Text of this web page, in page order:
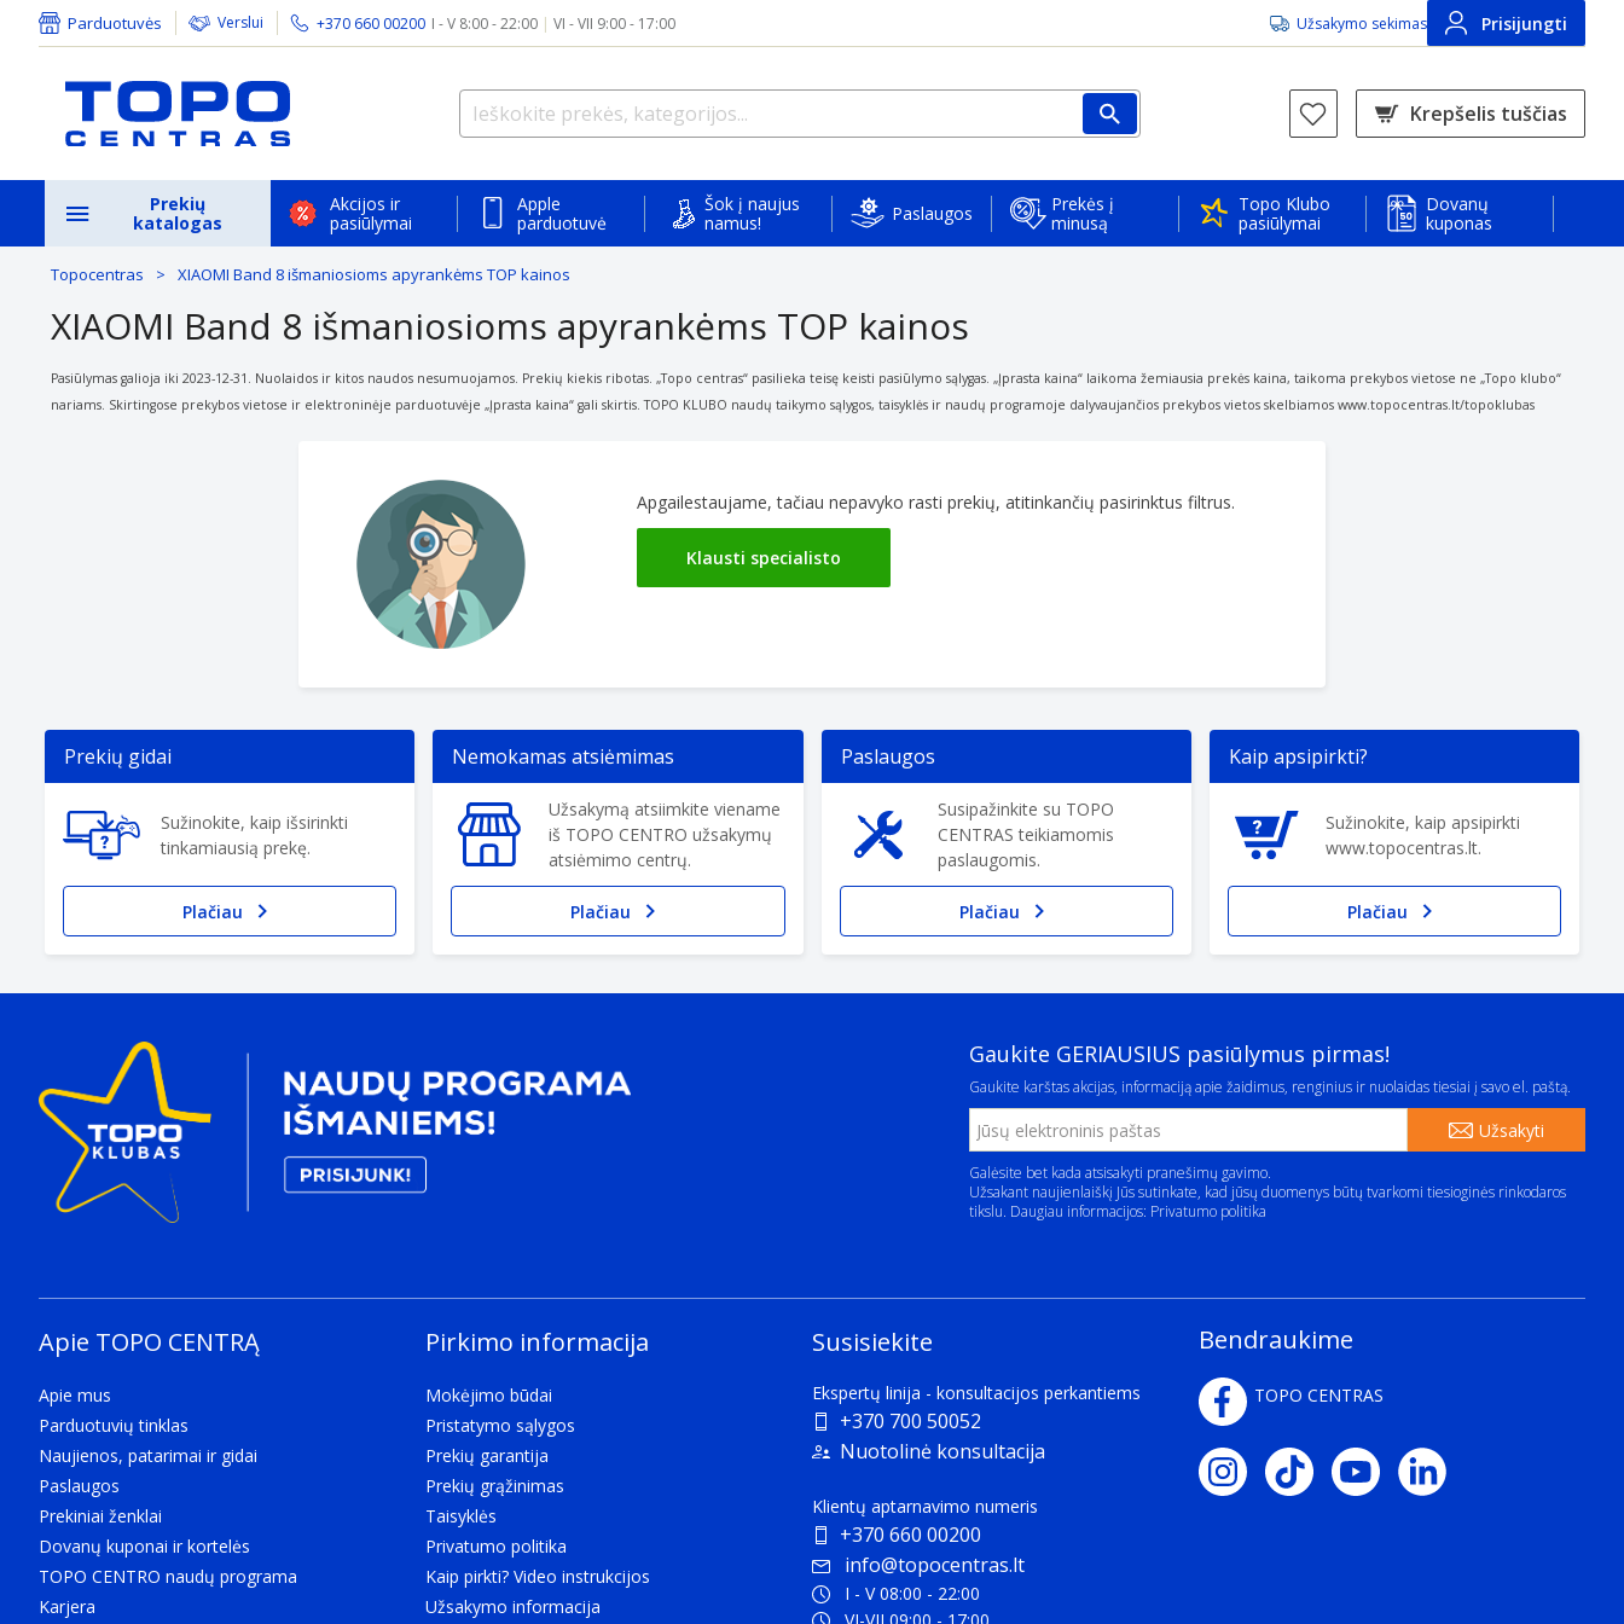
Parduotuvės Verslui +370 660 00200 I - V 8:00 - 22:00 | VI - VII 9:00 - 17:00 Užsakymo sekimas Prisijungti
Krepšelis tuščias
Prekių
katalogas
Akcijos ir
pasiūlymai
Apple
parduotuvė
Šok į naujus
namus!
Paslaugos
Prekės į
minusą
Topo Klubo
pasiūlymai
Dovanų
kuponas
Topocentras XIAOMI Band 8 išmaniosioms apyrankėms TOP kainos
XIAOMI Band 8 išmaniosioms apyrankėms TOP kainos
Pasiūlymas galioja iki 2023-12-31. Nuolaidos ir kitos naudos nesumuojamos. Prekių kiekis ribotas. „Topo centras“ pasilieka teisę keisti pasiūlymo sąlygas. „Įprasta kaina“ laikoma žemiausia prekės kaina, taikoma prekybos vietose ne „Topo klubo“
nariams. Skirtingose prekybos vietose ir elektroninėje parduotuvėje „Įprasta kaina“ gali skirtis. TOPO KLUBO naudų taikymo sąlygos, taisyklės ir naudų programoje dalyvaujančios prekybos vietos skelbiamos www.topocentras.lt/topoklubas
Apgailestaujame, tačiau nepavyko rasti prekių, atitinkančių pasirinktus filtrus.
Klausti specialisto
Prekių gidai
Sužinokite, kaip išsirinkti
tinkamiausią prekę.
Plačiau
Nemokamas atsiėmimas
Užsakymą atsiimkite viename
iš TOPO CENTRO užsakymų
atsiėmimo centrų.
Plačiau
Paslaugos
Susipažinkite su TOPO
CENTRAS teikiamomis
paslaugomis.
Plačiau
Kaip apsipirkti?
Sužinokite, kaip apsipirkti
www.topocentras.lt.
Plačiau
Gaukite GERIAUSIUS pasiūlymus pirmas!
Gaukite karštas akcijas, informaciją apie žaidimus, renginius ir nuolaidas tiesiai į savo el. paštą.
Užsakyti
Galėsite bet kada atsisakyti pranešimų gavimo.
Užsakant naujienlaiškį Jūs sutinkate, kad jūsų duomenys būtų tvarkomi tiesioginės rinkodaros
tikslu. Daugiau informacijos: Privatumo politika
Apie TOPO CENTRĄ
Apie mus
Parduotuvių tinklas
Naujienos, patarimai ir gidai
Paslaugos
Prekiniai ženklai
Dovanų kuponai ir kortelės
TOPO CENTRO naudų programa
Karjera
Pirkimo informacija
Mokėjimo būdai
Pristatymo sąlygos
Prekių garantija
Prekių grąžinimas
Taisyklės
Privatumo politika
Kaip pirkti? Video instrukcijos
Užsakymo informacija
Susisiekite
Ekspertų linija - konsultacijos perkantiems
+370 700 50052
Nuotolinė konsultacija
Klientų aptarnavimo numeris
+370 660 00200
info@topocentras.lt
I - V 08:00 - 22:00
Bendraukime
TOPO CENTRAS